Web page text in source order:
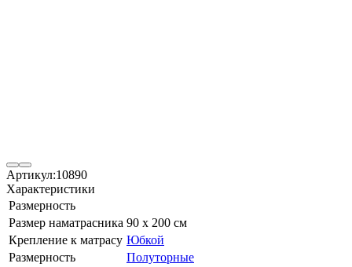
Артикул:10890
Характеристики
Размерность
Размер наматрасника 90 х 200 см
Крепление к матрасу Юбкой
Размерность
Полуторные